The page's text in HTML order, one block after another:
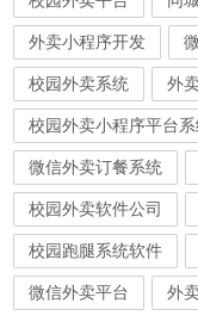
外卖小程序开发
校园外卖系统 外
校园外卖小程序平台
微信外卖订餐系统
校园外卖软件公司
校园跑腿系统软件
微信外卖平台 外